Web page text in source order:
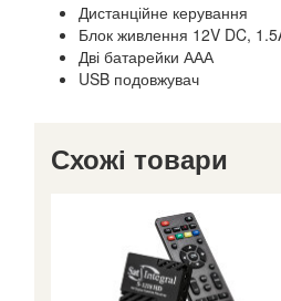
Дистанційне керування
Блок живлення 12V DC,
Дві батарейки ААА
USB подовжувач
Схожі товари